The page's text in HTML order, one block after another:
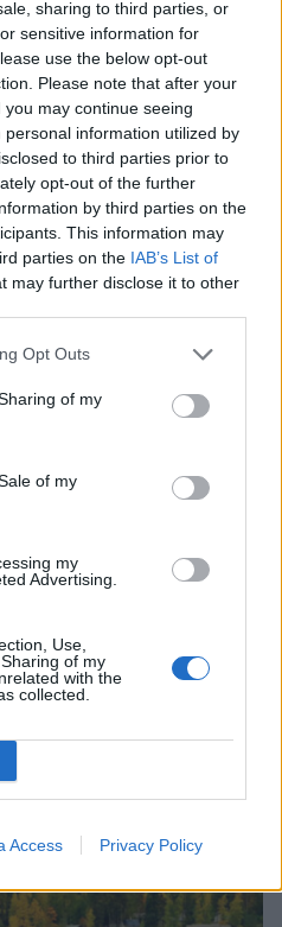
sharing to third parties, or
sensitive information for
use the below opt-out
Please note that after your
may continue seeing
information utilized by
to third parties prior to
opt-out of the further
by third parties on the
This information may
parties on the IAB’s List of
may further disclose it to other
Opt Outs
of my
of my
my
Advertising.
Use,
of my
with the
collected.
Access Privacy Policy
kaikille –
tärkeästä